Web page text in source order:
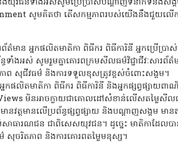
ងយុវជនទាំងអស់សូមប្រើប្រាស់បណ្តាញទំនាក់ទំនងសង្
សូមគិតថា តើសកម្មភាពរបស់យើងនឹងជួយលើ
ព័ត៌មាន អ្នកផលិតមាតិកា ពិធីករ ពិធីការិនី អ្នកប្រើប្
ធទាំងអស់ សូមរួមគ្នាគោរពក្រមសីលធម៌វិជ្ជាជីវៈសារ
ព សុជីវធម៌ និងការទទួលខុសត្រូវខ្ពស់ចំពោះសង្គម។
នកផលិតមាតិកា ពិធីករ ពិធីការិនី និងអ្នកផ្សព្វផ្សាយព
មិនអាចក្លាយជាគោលដៅសំខាន់លើសតម្លៃសីល
ត្តមានលើប្រព័ន្ធផ្សព្វផ្សាយ និងបណ្តាញសង្គម មាន
ធារណជន ជាពិសេសយុវជន។ ដូច្នេះ មាតិកាដែលបា
ចរិតភាព និងការគោរពតម្លៃមនុស្ស។